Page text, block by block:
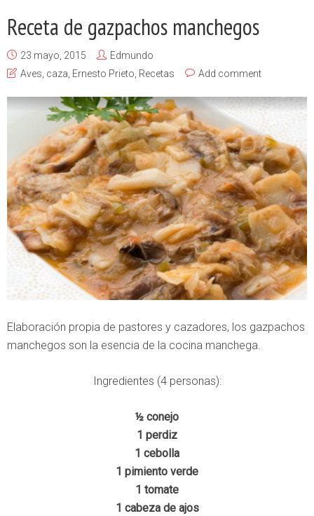
Receta de gazpachos manchegos
23 mayo, 2015
Edmundo
Aves, caza, Ernesto Prieto, Recetas Add comment
Elaboración propia de pastores y cazadores, los gazpachos
manchegos son la esencia de la cocina manchega.
Ingredientes (4 personas):
½ conejo
1 perdiz
1 cebolla
1 pimiento verde
1 tomate
1 cabeza de ajos